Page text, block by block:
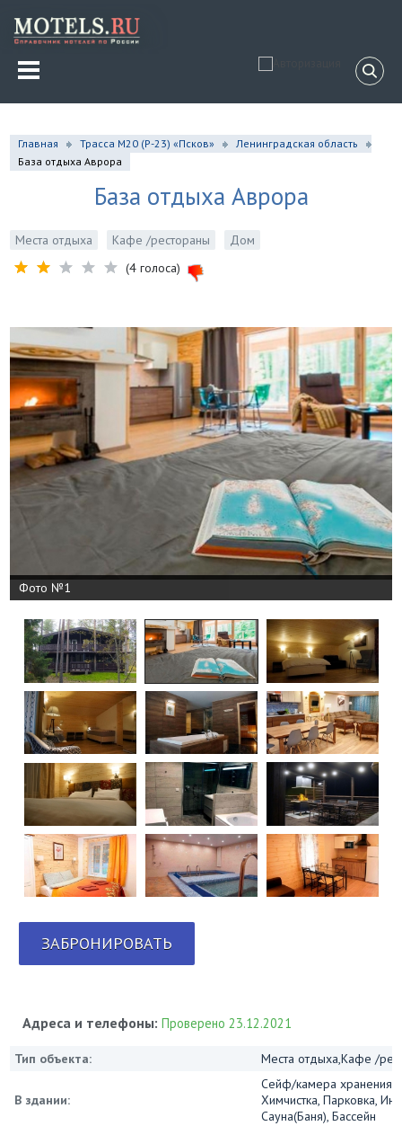
Главная Трасса М20 (Р-23) «Псков»
Ленинградская область
База отдыха Аврора
База отдыха Аврора
Места отдыха Кафе /рестораны
Дом
(4 голоса)
Фото №1
ЗАБРОНИРОВАТЬ
Адреса и телефоны:Проверено 23.12.2021
Тип объекта: Места отдыха,Кафе /
В здании:
Сейф/камера хранения,
Химчистка, Парковка,
Сауна(Баня), Бассейн